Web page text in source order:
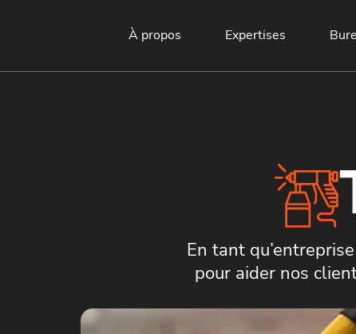
À propos Expertises
En tant
pour aider nos